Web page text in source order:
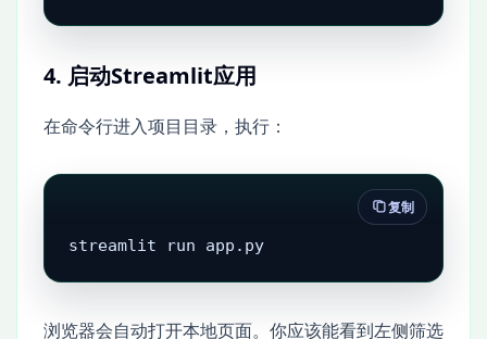
4. 启动Streamlit应用
在命令行进入项目目录，执行：
streamlit run app.py
复制
浏览器会自动打开本地页面。你应该能看到左侧筛选